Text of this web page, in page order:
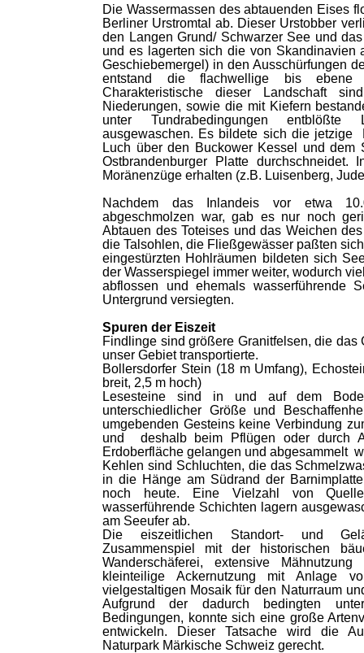
Die Wassermassen des abtauenden Eises
Berliner Urstromtal ab. Dieser Urstobber
den Langen Grund/ Schwarzer See und
und es lagerten sich die von Skandinavien
Geschiebemergel) in den Ausschürfungen
entstand die flachwellige bis ebene
Charakteristische dieser Landschaft
Niederungen, sowie die mit Kiefern
unter Tundrabedingungen entblößte
ausgewaschen. Es bildete sich die jetzige
Luch über den Buckower Kessel und dem
Ostbrandenburger Platte
Moränenzüge erhalten (z.B. Luisenberg,
Nachdem das Inlandeis vor etwa
abgeschmolzen war, gab es nur noch
Abtauen des Toteises und das Weichen
die Talsohlen, die Fließgewässer paßten
eingestürzten Hohlräumen bildeten sich
der Wasserspiegel immer weiter, wodurch
abflossen und ehemals wasserführende
Untergrund versiegten.
Spuren der Eiszeit
Findlinge sind größere Granitfelsen, die
unser Gebiet transportierte.
Bollersdorfer Stein (18 m Umfang),
breit, 2,5 m hoch)
Lesesteine sind in und auf dem
unterschiedlicher Größe und
umgebenden Gesteins keine Verbindung
und deshalb beim Pflügen oder durch
Erdoberfläche gelangen und abgesammelt
Kehlen sind Schluchten, die das
in die Hänge am Südrand der
noch heute. Eine Vielzahl von
wasserführende Schichten lagern
am Seeufer ab.
Die eiszeitlichen Standort- und
Zusammenspiel mit der historischen
Wanderschäferei, extensive
kleinteilige Ackernutzung mit Anlage
vielgestaltigen Mosaik für den Naturraum
Aufgrund der dadurch bedingten
Bedingungen, konnte sich eine große
entwickeln. Dieser Tatsache wird die
Naturpark Märkische Schweiz gerecht.